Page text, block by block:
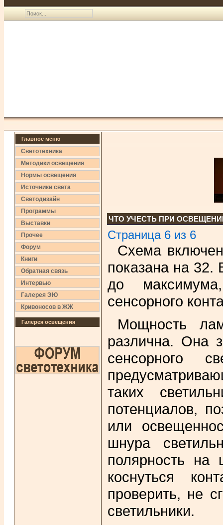
Главное меню
Светотехника
Методики освещения
Нормы освещения
Источники света
Светодизайн
Программы
Выставки
Прочее
Форум
Книги
Обратная связь
Интервью
Галерея ЭЮ
Кривоносов в ЖЖ
Галерея освещения
ЧТО УЧЕСТЬ ПРИ
Страница 6 из 6
Схема
показана на 32.
до
сенсорного
Мощность
различна. Она
сенсорного
таких
потенциалов,
или
шнура
полярность
коснуться
проверить, не
светильники.